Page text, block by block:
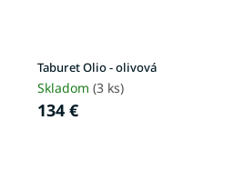
Taburet Olio - olivová
Skladom (3 ks)
134 €